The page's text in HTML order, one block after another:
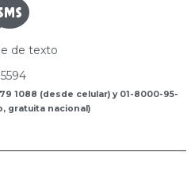
de texto
1088 (desde celular) y 01-8000-95-
gratuita nacional)